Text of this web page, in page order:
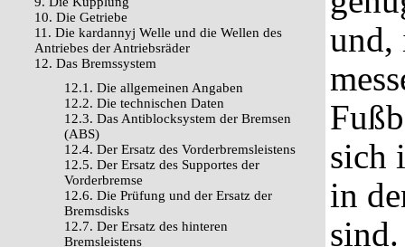
10. Die Getriebe
11. Die kardannyj Welle und die Wellen des
Antriebes der Antriebsräder
12. Das Bremssystem
12.1. Die allgemeinen Angaben
12.2. Die technischen Daten
12.3. Das Antiblocksystem der Bremsen
(ABS)
12.4. Der Ersatz des Vorderbremsleistens
12.5. Der Ersatz des Supportes der
Vorderbremse
12.6. Die Prüfung und der Ersatz der
Bremsdisks
12.7. Der Ersatz des hinteren
Bremsleistens
und,
sich
in
sind.